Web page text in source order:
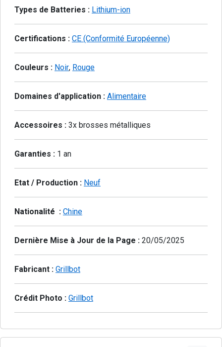
Types de Batteries : Lithium-ion
Certifications : CE (Conformité Européenne)
Couleurs : Noir, Rouge
Domaines d'application : Alimentaire
Accessoires : 3x brosses métalliques
Garanties : 1 an
Etat / Production : Neuf
Nationalité : Chine
Dernière Mise à Jour de la Page : 20/05/2025
Fabricant : Grillbot
Crédit Photo : Grillbot